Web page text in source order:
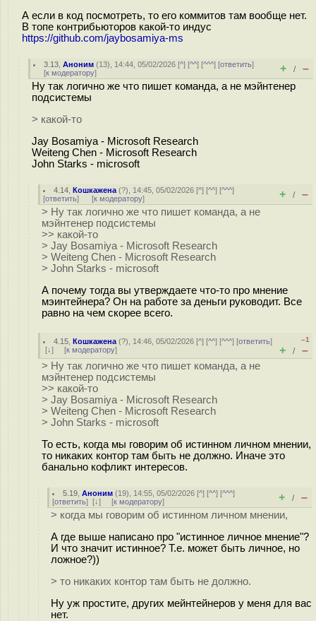
А если в код посмотреть, то его коммитов там вообще нет.
В топе контрибьюторов какой-то индус
https://github.com/jaybosamiya-ms
3.13 ,Аноним (13), 14:44, 05/02/2026 [^] [^^] [^^^] [ответить]
[к модератору] + / –
Ну так логично же что пишет команда, а не мэйнтенер
подсистемы
> какой-то
Jay Bosamiya - Microsoft Research
Weiteng Chen - Microsoft Research
John Starks - microsoft
4.14 ,Кошкажена (?), 14:45, 05/02/2026 [^] [^^] [^^^]
[ответить] [к модератору] + / –
> Ну так логично же что пишет команда, а не
мэйнтенер подсистемы
>> какой-то
> Jay Bosamiya - Microsoft Research
> Weiteng Chen - Microsoft Research
> John Starks - microsoft
А почему тогда вы утверждаете что-то про мнение
мэинтейнера? Он на работе за деньги руководит. Все
равно на чем скорее всего.
4.15 ,Кошкажена (?), 14:46, 05/02/2026 [^] [^^] [^^^] [ответить]
[↓] [к модератору]
–1
+ / –
> Ну так логично же что пишет команда, а не
мэйнтенер подсистемы
>> какой-то
> Jay Bosamiya - Microsoft Research
> Weiteng Chen - Microsoft Research
> John Starks - microsoft
То есть, когда мы говорим об истинном личном мнении,
то никаких контор там быть не должно. Иначе это
банально кофликт интересов.
5.19 ,Аноним (19), 14:55, 05/02/2026 [^] [^^] [^^^]
[ответить] [↓] [к модератору] + / –
> когда мы говорим об истинном личном мнении,
А где выше написано про "истинное личное мнение"?
И что значит истинное? Т.е. может быть личное, но
ложное?))
> то никаких контор там быть не должно.
Ну уж простите, других мейнтейнеров у меня для вас
нет.